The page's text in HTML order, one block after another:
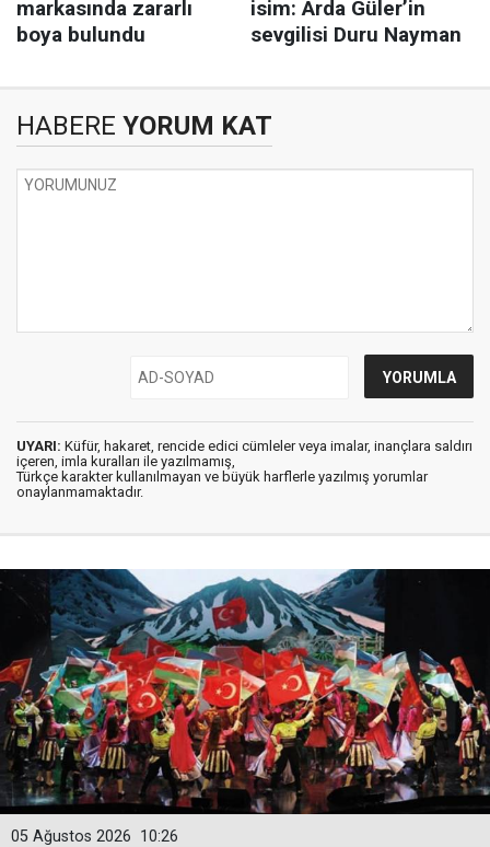
HABERE YORUM KAT
UYARI: Küfür, hakaret, rencide edici cümleler veya imalar, inançlara saldırı
içeren, imla kuralları ile yazılmamış,
Türkçe karakter kullanılmayan ve büyük harflerle yazılmış yorumlar
onaylanmamaktadır.
10:26
05 Ağustos 2026